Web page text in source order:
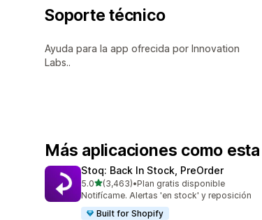
Soporte técnico
Ayuda para la app ofrecida por Innovation
Labs..
Más aplicaciones como esta
Stoq: Back In Stock, PreOrder
5.0de 5 estrellas
(3,463)
3463 reseñas en total
•Plan gratis disponible
Notifícame. Alertas 'en stock' y reposición
Built for Shopify